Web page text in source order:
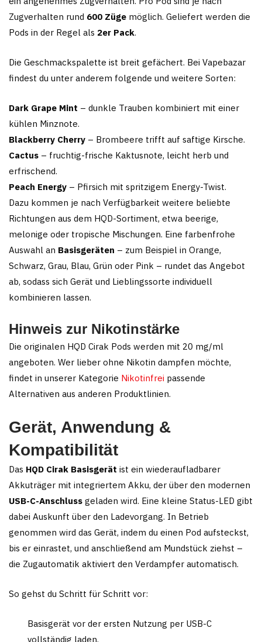
Zugverhalten rund 600 Züge möglich. Geliefert werden die
Pods in der Regel als 2er Pack.
Die Geschmackspalette ist breit gefächert. Bei Vapebazar
findest du unter anderem folgende und weitere Sorten:
Dark Grape Mint – dunkle Trauben kombiniert mit einer
kühlen Minznote.
Blackberry Cherry – Brombeere trifft auf saftige Kirsche.
Cactus – fruchtig-frische Kaktusnote, leicht herb und
erfrischend.
Peach Energy – Pfirsich mit spritzigem Energy-Twist.
Dazu kommen je nach Verfügbarkeit weitere beliebte
Richtungen aus dem HQD-Sortiment, etwa beerige,
melonige oder tropische Mischungen. Eine farbenfrohe
Auswahl an Basisgeräten – zum Beispiel in Orange,
Schwarz, Grau, Blau, Grün oder Pink – rundet das Angebot
ab, sodass sich Gerät und Lieblingssorte individuell
kombinieren lassen.
Hinweis zur Nikotinstärke
Die originalen HQD Cirak Pods werden mit 20 mg/ml
angeboten. Wer lieber ohne Nikotin dampfen möchte,
findet in unserer Kategorie Nikotinfrei passende
Alternativen aus anderen Produktlinien.
Gerät, Anwendung &
Kompatibilität
Das HQD Cirak Basisgerät ist ein wiederaufladbarer
Akkuträger mit integriertem Akku, der über den modernen
USB-C-Anschluss geladen wird. Eine kleine Status-LED gibt
dabei Auskunft über den Ladevorgang. In Betrieb
genommen wird das Gerät, indem du einen Pod aufsteckst,
bis er einrastet, und anschließend am Mundstück ziehst –
die Zugautomatik aktiviert den Verdampfer automatisch.
So gehst du Schritt für Schritt vor:
Basisgerät vor der ersten Nutzung per USB-C
vollständig laden.